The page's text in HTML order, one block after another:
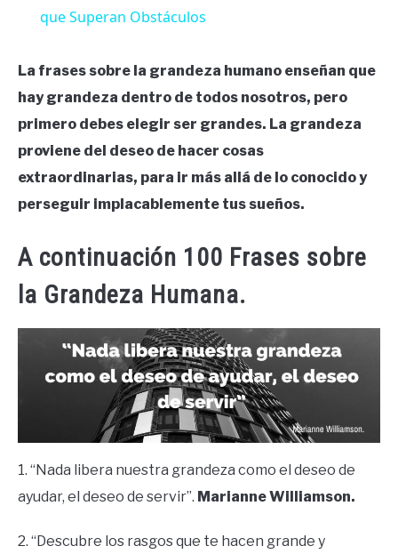
que Superan Obstáculos
La frases sobre la grandeza humano enseñan que
hay grandeza dentro de todos nosotros, pero
primero debes elegir ser grandes. La grandeza
proviene del deseo de hacer cosas
extraordinarias, para ir más allá de lo conocido y
perseguir implacablemente tus sueños.
A continuación 100 Frases sobre
la Grandeza Humana.
1. “Nada libera nuestra grandeza como el deseo de
ayudar, el deseo de servir”. Marianne Williamson.
2. “Descubre los rasgos que te hacen grande y